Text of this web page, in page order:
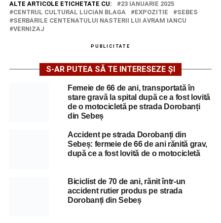
ALTE ARTICOLE ETICHETATE CU:
23 IANUARIE 2025
CENTRUL CULTURAL LUCIAN BLAGA
EXPOZITIE
SEBES
SERBARILE CENTENATULUI NASTERII LUI AVRAM IANCU
VERNIZAJ
PUBLICITATE
S-AR PUTEA SĂ TE INTERESEZE ȘI
Femeie de 66 de ani, transportată în
stare gravă la spital după ce a fost lovită
de o motocicletă pe strada Dorobanți
din Sebeș
Accident pe strada Dorobanți din
Sebeș: fermeie de 66 de ani rănită grav,
după ce a fost lovită de o motocicletă
Biciclist de 70 de ani, rănit într-un
accident rutier produs pe strada
Dorobanți din Sebeș